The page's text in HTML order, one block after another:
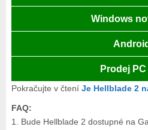
Windows
Android
Prodej
Pokračujte v čtení Je Hellblade 2
FAQ:
1. Bude Hellblade 2 dostupné na